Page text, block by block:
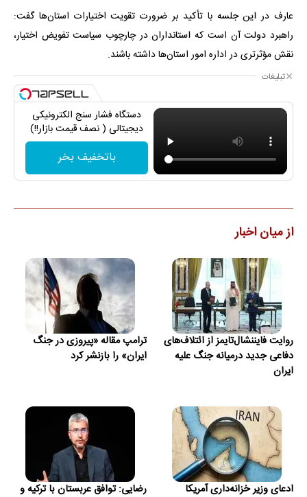
عارف در این جلسه با تأکید بر ضرورت تقویت اختیارات استان‌ها گفت:
راهبرد دولت آن است که استانداران در چارچوب سیاست تفویض اختیار،
نقش مؤثرتری در اداره امور استان‌ها داشته باشند.
تبلیغات
دستگاه فشار سنج الکترونیکی
دیجیتالی ( نصف قیمت بازار!!)
باتخفیف بخر
از میان اخبار
روایت فایننشال‌تایمز از ائتلاف‌های
دفاعی جدید درمیانه جنگ علیه
ایران
ترامپ مقاله «پیروزی در جنگ
ایران» را بازنشر کرد
ادعای وزیر خزانه‌داری آمریکا
رضایی: توافق عربستان با ترکیه و